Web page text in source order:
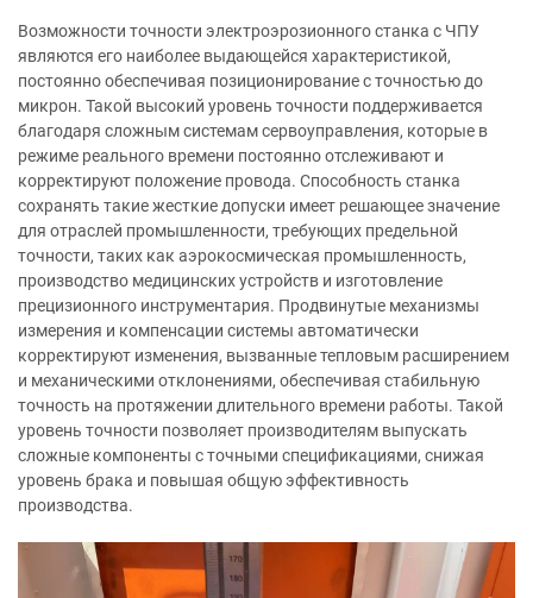
Возможности точности электроэрозионного станка с ЧПУ
являются его наиболее выдающейся характеристикой,
постоянно обеспечивая позиционирование с точностью до
микрон. Такой высокий уровень точности поддерживается
благодаря сложным системам сервоуправления, которые в
режиме реального времени постоянно отслеживают и
корректируют положение провода. Способность станка
сохранять такие жесткие допуски имеет решающее значение
для отраслей промышленности, требующих предельной
точности, таких как аэрокосмическая промышленность,
производство медицинских устройств и изготовление
прецизионного инструментария. Продвинутые механизмы
измерения и компенсации системы автоматически
корректируют изменения, вызванные тепловым расширением
и механическими отклонениями, обеспечивая стабильную
точность на протяжении длительного времени работы. Такой
уровень точности позволяет производителям выпускать
сложные компоненты с точными спецификациями, снижая
уровень брака и повышая общую эффективность
производства.